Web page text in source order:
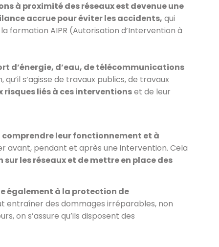
à proximité des réseaux est devenue une
accrue pour éviter les accidents, qui
formation AIPR (Autorisation d’Intervention à
d’énergie, d’eau, de télécommunications
s’agisse de travaux publics, de travaux
liés à ces interventionset de leur
leur fonctionnement et à
avant, pendant et après une intervention. Cela
les réseaux et de mettre en place des
également à la protection de
des dommages irréparables, non
on s’assure qu’ils disposent des